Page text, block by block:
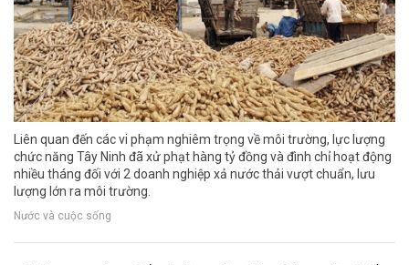
Liên quan đến các vi phạm nghiêm trọng về môi trường, lực lượng
chức năng Tây Ninh đã xử phạt hàng tỷ đồng và đình chỉ hoạt động
nhiều tháng đối với 2 doanh nghiệp xả nước thải vượt chuẩn, lưu
lượng lớn ra môi trường.
Nước và cuộc sống